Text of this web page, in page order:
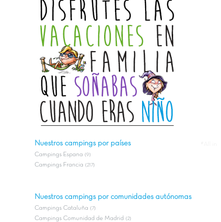
Nuestros campings por países
Campings Espana (9)
Campings Francia (217)
Nuestros campings por comunidades autónomas
Campings Cataluña (7)
Campings Comunidad de Madrid (2)